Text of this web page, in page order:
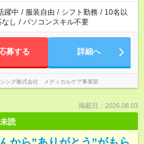
躍中 / 服装自由 / シフト勤務 / 10名以
し / パソコンスキル不要
募する 詳細へ
シング株式会社 メディカルケア事業部
掲載日：2026.08.03
未読